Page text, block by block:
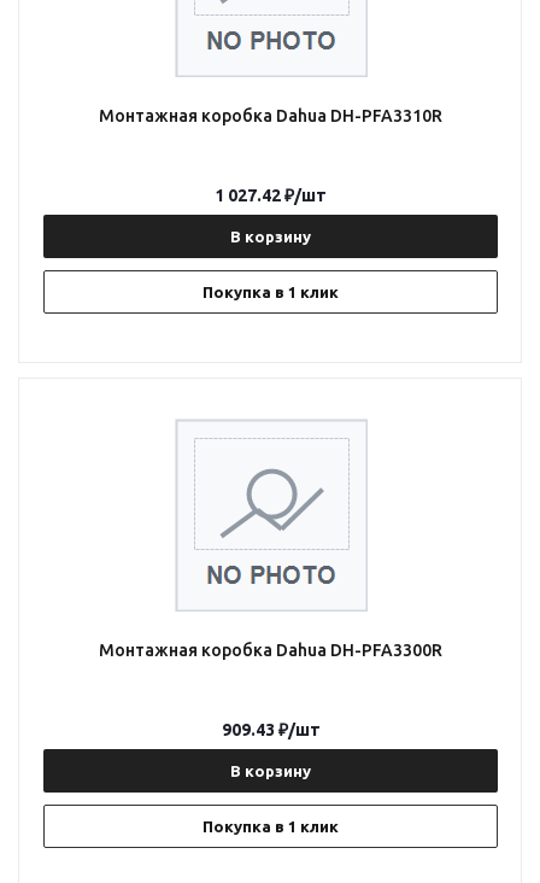
Монтажная коробка Dahua DH-PFA3310R
В корзину
Покупка в 1 клик
1 027.42₽/шт
Монтажная коробка Dahua DH-PFA3300R
В корзину
Покупка в 1 клик
909.43 ₽/шт